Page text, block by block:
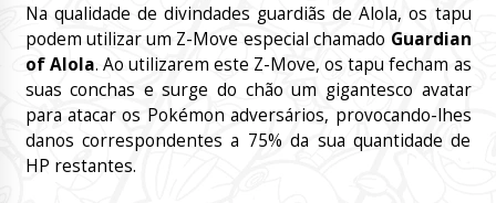
Na qualidade de divindades guardiãs de Alola, os tapu
podem utilizar um Z-Move especial chamado Guardian
of Alola. Ao utilizarem este Z-Move, os tapu fecham as
suas conchas e surge do chão um gigantesco avatar
para atacar os Pokémon adversários, provocando-lhes
danos correspondentes a 75% da sua quantidade de
HP restantes.